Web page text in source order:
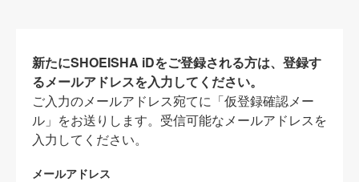
新たにSHOEISHA iDをご登録される方は、登録す
るメールアドレスを入力してください。
ご入力のメールアドレス宛てに「仮登録確認メー
ル」をお送りします。受信可能なメールアドレスを
入力してください。
メールアドレス